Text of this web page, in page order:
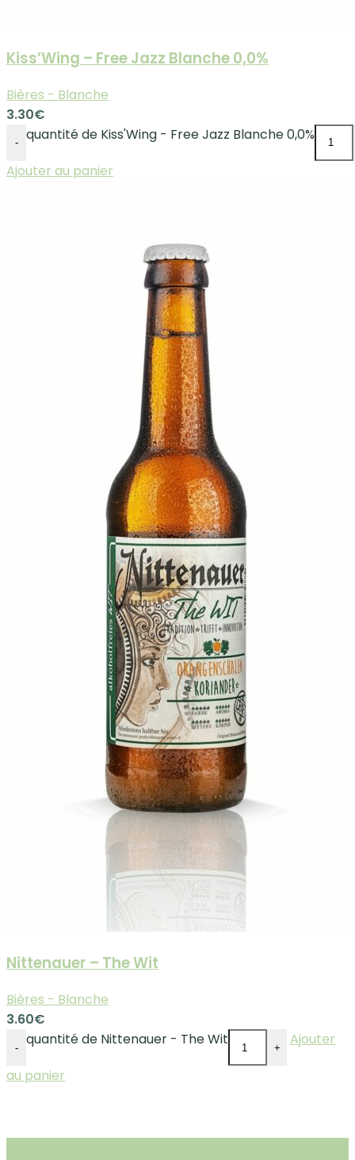
Kiss’Wing – Free Jazz Blanche 0,0%
Bières - Blanche
3.30€
-
quantité de Kiss'Wing - Free Jazz Blanche 0,0%
Ajouter au panier
Nittenauer – The Wit
Bières - Blanche
3.60€
- quantité de Nittenauer - The Wit +
Ajouter
au panier